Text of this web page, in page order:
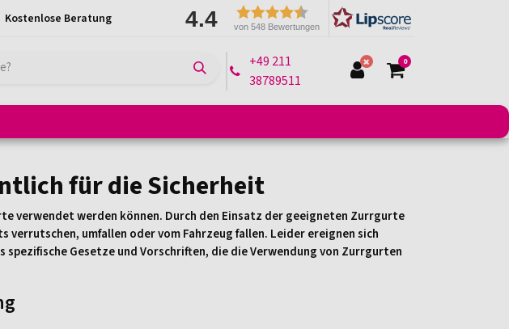
Kostenlose Beratung 4.4 von 548 Bewertungen
+49 211
38789511
0
für die Sicherheit
verwendet werden können. Durch den Einsatz der geeigneten Zurrgurte
umfallen oder vom Fahrzeug fallen. Leider ereignen sich
Gesetze und Vorschriften, die die Verwendung von Zurrgurten